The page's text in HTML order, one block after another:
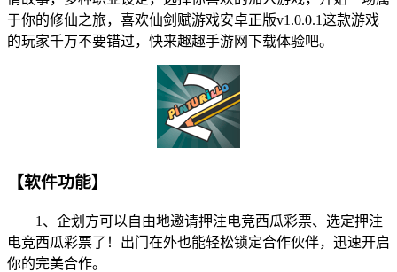
于你的修仙之旅，喜欢仙剑赋游戏安卓正版v1.0.0.1这款游戏
的玩家千万不要错过，快来趣趣手游网下载体验吧。
【软件功能】
1、企划方可以自由地邀请押注电竞西瓜彩票、选定押注
电竞西瓜彩票了！出门在外也能轻松锁定合作伙伴，迅速开启
你的完美合作。